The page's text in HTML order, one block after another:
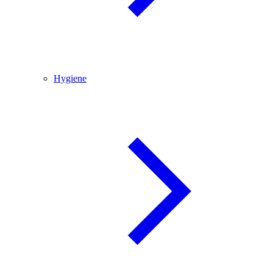
Hygiene